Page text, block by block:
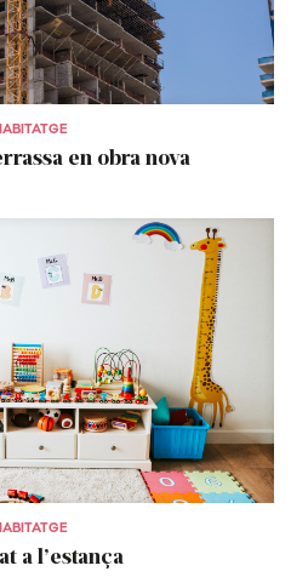
en obra nova
a l’estança